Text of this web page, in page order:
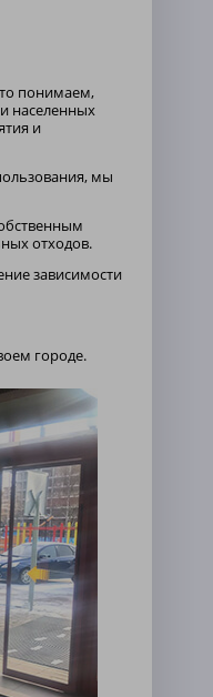
понимаем,
населенных
и
мы
отходов.
зависимости
городе.